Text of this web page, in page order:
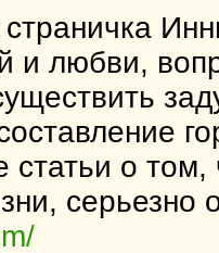
страничка
и любви,
статьи о
серьезно